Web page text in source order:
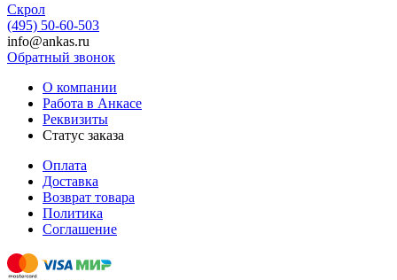
Скрол
(495) 50-60-503
info@ankas.ru
Обратный звонок
О компании
Работа в Анкасе
Реквизиты
Статус заказа
Оплата
Доставка
Возврат товара
Политика
Соглашение